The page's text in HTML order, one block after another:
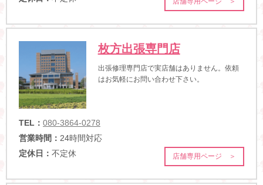
枚方出張専門店
出張修理専門店で実店舗はありません。依頼
はお気軽にお問い合わせ下さい。
TEL： 080-3864-0278
営業時間： 24時間対応
定休日： 不定休 店舗専用ページ ＞